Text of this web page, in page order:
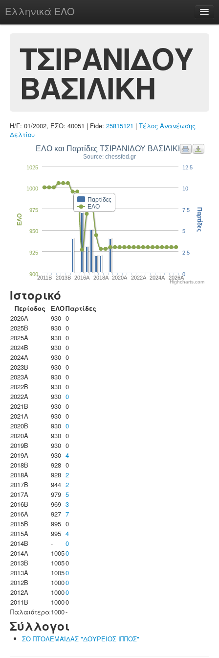
Ελληνικά ΕΛΟ
chesstu.be @ discord
Login
ΤΣΙΡΑΝΙΔΟΥ
ΒΑΣΙΛΙΚΗ
Η/Γ: 01/2002, ΕΣΟ: 40051 | Fide: 25815121 | Τέλος Ανανέωσης
Δελτίου
ΕΛΟ και Παρτίδες ΤΣΙΡΑΝΙΔΟΥ ΒΑΣΙΛΙΚΗ
Source: chessfed.gr
Παρτίδες
ΕΛΟ
2011B 2013B 2016A 2018A 2020A 2022A 2024A 2026A
1000
900
925
950
975
1025
ΕΛΟ
0
2.5
5
7.5
10
12.5
Παρτίδες
Highcharts.com
Ιστορικό
Περίοδος ΕΛΟΠαρτίδες
2026A
930 0
2025B
930 0
2025A
930 0
2024B
930 0
2024A
930 0
2023B
930 0
2023Α
930 0
2022B
930 0
2022A
930 0
2021B
930 0
2021A
930 0
2020B
930 0
2020A
930 0
2019B
930 0
2019A
930 4
2018B
928 0
2018A
928 2
2017B
944 2
2017A
979 5
2016B
969 3
2016A
927 7
2015B
995 0
2015A
995 4
2014B
-
0
2014A
10050
2013B
10050
2013A
10050
2012B
10000
2012A
10000
2011B
10000
Παλαιότερα 1000-
Σύλλογοι
ΣΟ ΠΤΟΛΕΜΑΪΔΑΣ "ΔΟΥΡΕΙΟΣ ΙΠΠΟΣ"